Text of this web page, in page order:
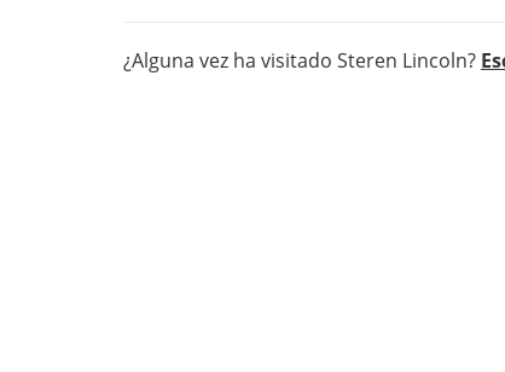
¿Alguna vez ha visitado Steren Lincoln?